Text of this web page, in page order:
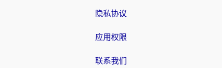
隐私协议
应用权限
联系我们